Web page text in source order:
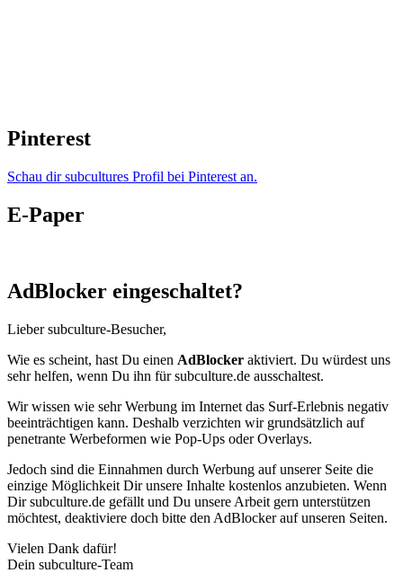
Pinterest
Schau dir subcultures Profil bei Pinterest an.
E-Paper
AdBlocker eingeschaltet?
Lieber subculture-Besucher,
Wie es scheint, hast Du einen AdBlocker aktiviert. Du würdest uns
sehr helfen, wenn Du ihn für subculture.de ausschaltest.
Wir wissen wie sehr Werbung im Internet das Surf-Erlebnis negativ
beeinträchtigen kann. Deshalb verzichten wir grundsätzlich auf
penetrante Werbeformen wie Pop-Ups oder Overlays.
Jedoch sind die Einnahmen durch Werbung auf unserer Seite die
einzige Möglichkeit Dir unsere Inhalte kostenlos anzubieten. Wenn
Dir subculture.de gefällt und Du unsere Arbeit gern unterstützen
möchtest, deaktiviere doch bitte den AdBlocker auf unseren Seiten.
Vielen Dank dafür!
Dein subculture-Team